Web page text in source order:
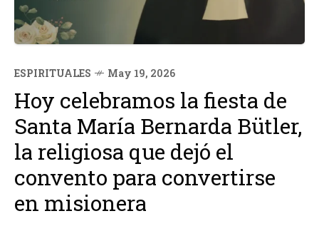
ESPIRITUALES May 19, 2026
Hoy celebramos la fiesta de
Santa María Bernarda Bütler,
la religiosa que dejó el
convento para convertirse
en misionera